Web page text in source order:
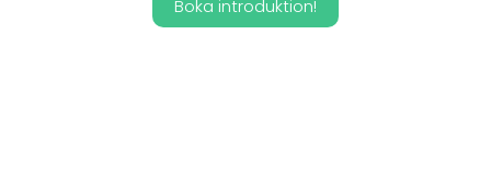
Boka introduktion!